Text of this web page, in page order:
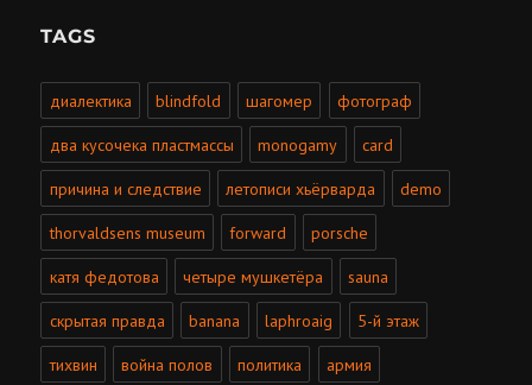
TAGS
диалектика blindfold шагомер фотограф
два кусочека пластмассы monogamy card
причина и следствие летописи хьёрварда demo
thorvaldsens museum forward porsche
катя федотова четыре мушкетёра sauna
скрытая правда banana laphroaig 5-й этаж
тихвин война полов политика армия